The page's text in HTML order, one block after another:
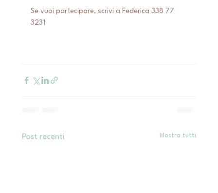
Se vuoi partecipare, scrivi a Federica 338 77
3231
Post recenti Mostra tutti